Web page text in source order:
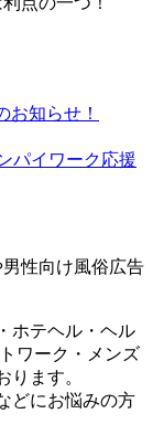
お知らせ！
パイワーク応援
性向け風俗広告
ホテヘル・ヘル
ワーク・メンズ
ります。
どにお悩みの方